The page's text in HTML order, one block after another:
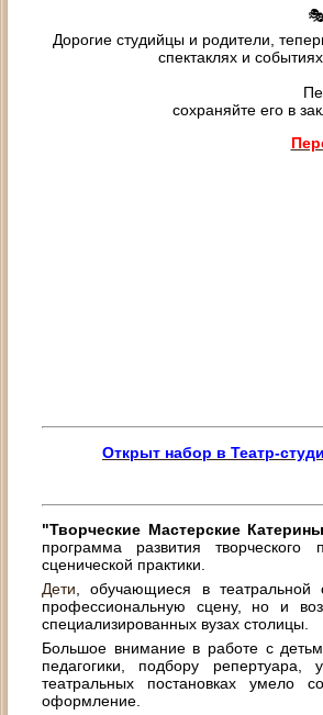
Дорогие студийцы и родители,
спектаклях и
сохраняйте его в
Открыт набор в Театр-
"Творческие Мастерские
программа развития
сценической практики.
Дети , обучающиеся в
профессиональную сцену, но и
специализированных вузах столицы.
Большое внимание в работе с
педагогики, подбору
театральных постановках умело
оформление.